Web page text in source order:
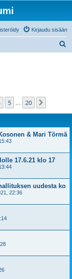
Kirjaudu sisään
5 20
& Mari Törmä
17.6.21 klo 17
uudesta ko
22:36